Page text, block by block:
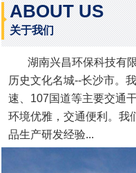
ABOUT US
关于我们
湖南兴昌环保科技有限
历史文化名城--长沙市。
速、107国道等主要交通
环境优雅，交通便利。我
品生产研发经验...